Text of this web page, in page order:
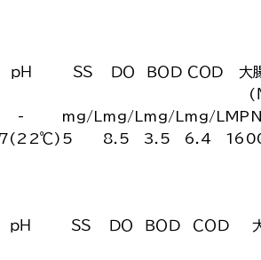
ｐＨ ＳＳ ＤＯ ＢＯＤ ＣＯＤ
大
(
- mg/L mg/L mg/L mg/L
5 8.5 3.5 6.4
ｐＨ ＳＳ ＤＯ ＢＯＤ ＣＯＤ